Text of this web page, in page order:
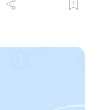
а з 1